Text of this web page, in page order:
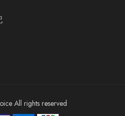
All rights reserved